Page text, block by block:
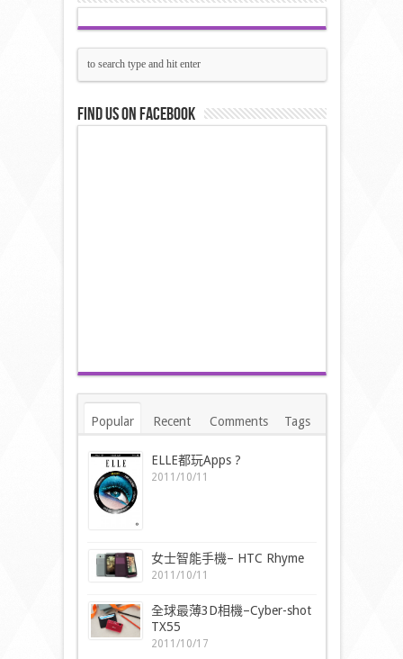
Find us on Facebook
Popular Recent Comments Tags
ELLE都玩Apps ?
2011/10/11
女士智能手機– HTC Rhyme
2011/10/11
全球最薄3D相機–Cyber-shot
TX55
2011/10/17